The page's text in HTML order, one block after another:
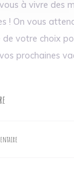
à vivre des
! On vous
de votre choix
prochaines